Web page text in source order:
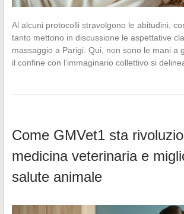
Al alcuni protocolli stravolgono le abitudini,
tanto mettono in discussione le aspettative
massaggio a Parigi. Qui, non sono le mani a
il confine con l’immaginario collettivo si
Come GMVet1 sta
medicina veterinaria e
salute animale